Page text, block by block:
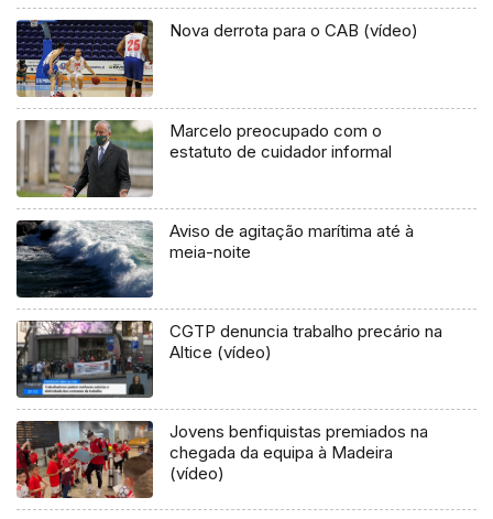
Nova derrota para o CAB (vídeo)
Marcelo preocupado com o
estatuto de cuidador informal
Aviso de agitação marítima até à
meia-noite
CGTP denuncia trabalho precário na
Altice (vídeo)
Jovens benfiquistas premiados na
chegada da equipa à Madeira
(vídeo)